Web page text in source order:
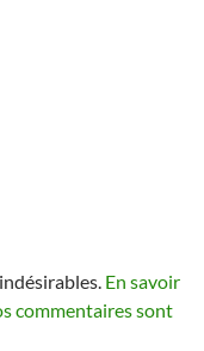
En savoir
commentaires sont